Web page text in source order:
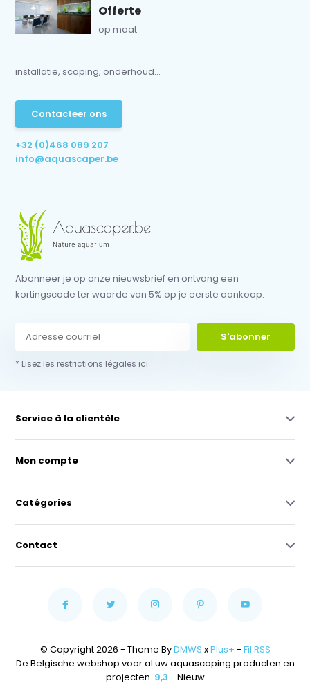
Offerte
op maat
installatie, scaping, onderhoud...
Contacteer ons
+32 (0)468 089 207
info@aquascaper.be
Abonneer je op onze nieuwsbrief en ontvang een
kortingscode ter waarde van 5% op je eerste aankoop.
S'abonner
* Lisez les restrictions légales ici
Service à la clientèle
Mon compte
Catégories
Contact
© Copyright 2026 - Theme ByDMWS xPlus+ - Fil RSS
De Belgische webshop voor al uw aquascaping producten en
projecten. 9,3 - Nieuw